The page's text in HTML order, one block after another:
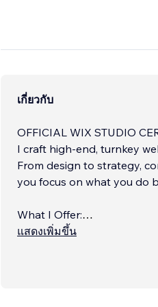
เกี่ยวกับ
OFFICIAL WIX STUDIO
I craft high-end, turnkey
From design to strategy,
you focus on what you do
What I Offer:
• Web Design:
แสดงเพิ่มขึ้น